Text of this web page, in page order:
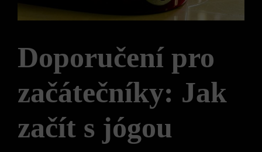
Doporučení pro
začátečníky: Jak
začít s jógou